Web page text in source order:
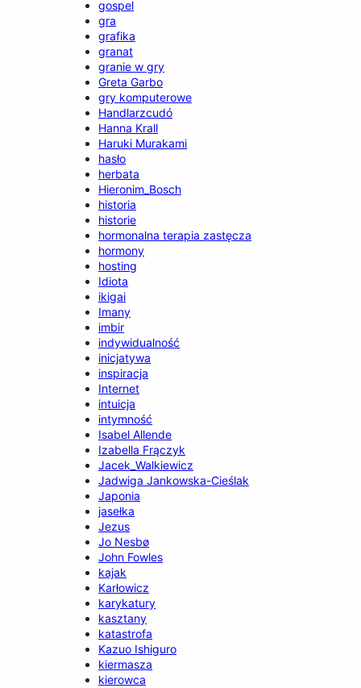
gospel
gra
grafika
granat
granie w gry
Greta Garbo
gry komputerowe
Handlarzcudó
Hanna Krall
Haruki Murakami
hasło
herbata
Hieronim_Bosch
historia
historie
hormonalna terapia zastęcza
hormony
hosting
Idiota
ikigai
Imany
imbir
indywidualność
inicjatywa
inspiracja
Internet
intuicja
intymność
Isabel Allende
Izabella Frączyk
Jacek_Walkiewicz
Jadwiga Jankowska-Cieślak
Japonia
jasełka
Jezus
Jo Nesbø
John Fowles
kajak
Karłowicz
karykatury
kasztany
katastrofa
Kazuo Ishiguro
kiermasza
kierowca